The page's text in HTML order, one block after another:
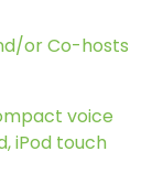
or Co-hosts
voice
iPod touch